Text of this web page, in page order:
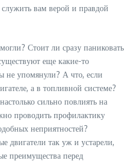
служить вам верой и правдой
Стоит ли сразу паниковать
еще какие-то
не упомянули? А что, если
а в топливной системе?
сильно повлиять на
проводить профилактику
неприятностей?
двигатели так уж и устарели,
преимущества перед